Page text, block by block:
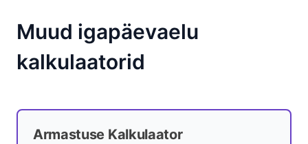
Muud igapäevaelu
kalkulaatorid
Armastuse Kalkulaator